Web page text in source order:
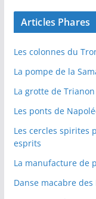
Articles Phares
Les colonnes du
La pompe de la
La grotte de Trianon
Les ponts de
Les cercles spirites
esprits
La manufacture de
Danse macabre